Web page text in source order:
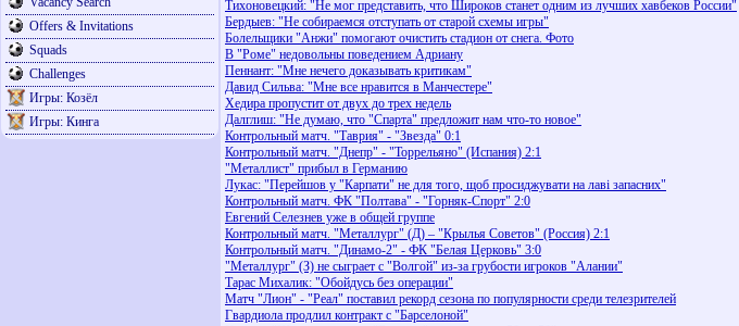
Offers & Invitations
Squads
Challenges
Игры: Козёл
Игры: Кинга
Тихоновецкий: "Не мог представить, что Широков станет одним из лучших хавбеков России"
Бердыев: "Не собираемся отступать от старой схемы игры"
Болельщики "Анжи" помогают очистить стадион от снега. Фото
В "Роме" недовольны поведением Адриану
Пеннант: "Мне нечего доказывать критикам"
Давид Сильва: "Мне все нравится в Манчестере"
Хедира пропустит от двух до трех недель
Далглиш: "Не думаю, что "Спарта" предложит нам что-то новое"
Контрольный матч. "Таврия" - "Звезда" 0:1
Контрольный матч. "Днепр" - "Торрельяно" (Испания) 2:1
"Металлист" прибыл в Германию
Лукас: "Перейшов у "Карпати" не для того, щоб просиджувати на лаві запасних"
Контрольный матч. ФК "Полтава" - "Горняк-Спорт" 2:0
Евгений Селезнев уже в общей группе
Контрольный матч. "Металлург" (Д) – "Крылья Советов" (Россия) 2:1
Контрольный матч. "Динамо-2" - ФК "Белая Церковь" 3:0
"Металлург" (З) не сыграет с "Волгой" из-за грубости игроков "Алании"
Тарас Михалик: "Обойдусь без операции"
Матч "Лион" - "Реал" поставил рекорд сезона по популярности среди телезрителей
Гвардиола продлил контракт с "Барселоной"